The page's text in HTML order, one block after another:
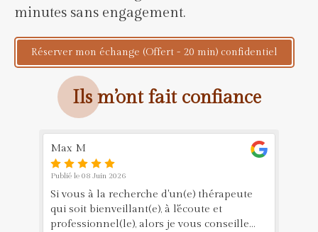
minutes sans engagement.
Réserver mon échange (Offert - 20 min) confidentiel
Ils m’ont fait confiance
Max M
Publié le 08 Juin 2026
Si vous à la recherche d'un(e) thérapeute
qui soit bienveillant(e), à l'écoute et
professionnel(le), alors je vous conseille